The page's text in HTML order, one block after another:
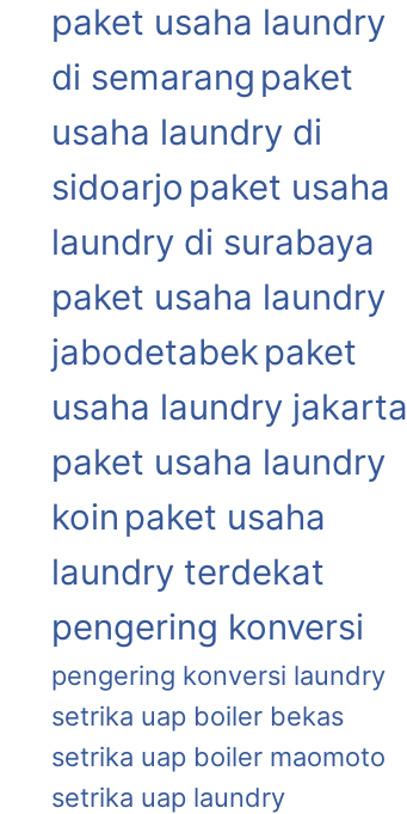
paket usaha laundry
di semarang paket
usaha laundry di
sidoarjo paket usaha
laundry di surabaya
paket usaha laundry
jabodetabekpaket
usaha laundry jakarta
paket usaha laundry
koin paket usaha
laundry terdekat
pengering konversi
pengering konversi laundry
setrika uap boiler bekas
setrika uap boiler maomoto
setrika uap laundry